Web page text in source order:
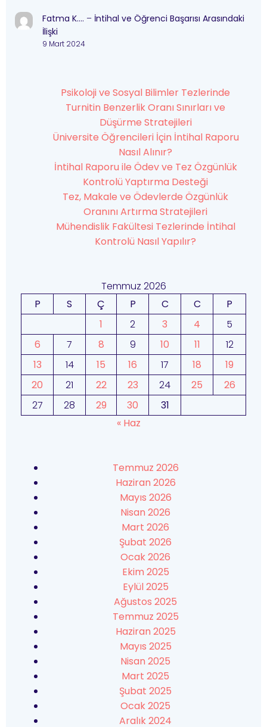
Fatma K…. – İntihal ve Öğrenci Başarısı Arasındaki
İlişki
9 Mart 2024
Psikoloji ve Sosyal Bilimler Tezlerinde
Turnitin Benzerlik Oranı Sınırları ve
Düşürme Stratejileri
Üniversite Öğrencileri İçin İntihal Raporu
Nasıl Alınır?
İntihal Raporu ile Ödev ve Tez Özgünlük
Kontrolü Yaptırma Desteği
Tez, Makale ve Ödevlerde Özgünlük
Oranını Artırma Stratejileri
Mühendislik Fakültesi Tezlerinde İntihal
Kontrolü Nasıl Yapılır?
Temmuz 2026
P
S Ç P C C
P
1
2 3 4
5
6
7 8 9 10 11
12
13
14 15 16 17 18
19
20
21 22 23 24 25
26
27
28 29 30
31
« Haz
Temmuz 2026
Haziran 2026
Mayıs 2026
Nisan 2026
Mart 2026
Şubat 2026
Ocak 2026
Ekim 2025
Eylül 2025
Ağustos 2025
Temmuz 2025
Haziran 2025
Mayıs 2025
Nisan 2025
Mart 2025
Şubat 2025
Ocak 2025
Aralık 2024